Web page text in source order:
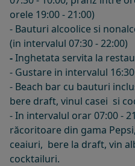
orele 19:00 - 21:00)
- Bauturi alcoolice si
(in intervalul 07:30 - 22:00)
-Inghetata servita la
- Gustare in intervalul
- Beach bar cu bauturi
bere draft, vinul casei si
- In intervalul orar 07:00 -
răcoritoare din gama
ceaiuri, bere la draft, vin
cocktailuri.